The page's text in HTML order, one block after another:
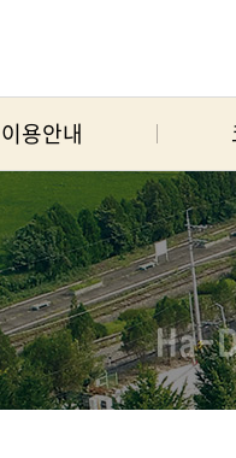
이용안내